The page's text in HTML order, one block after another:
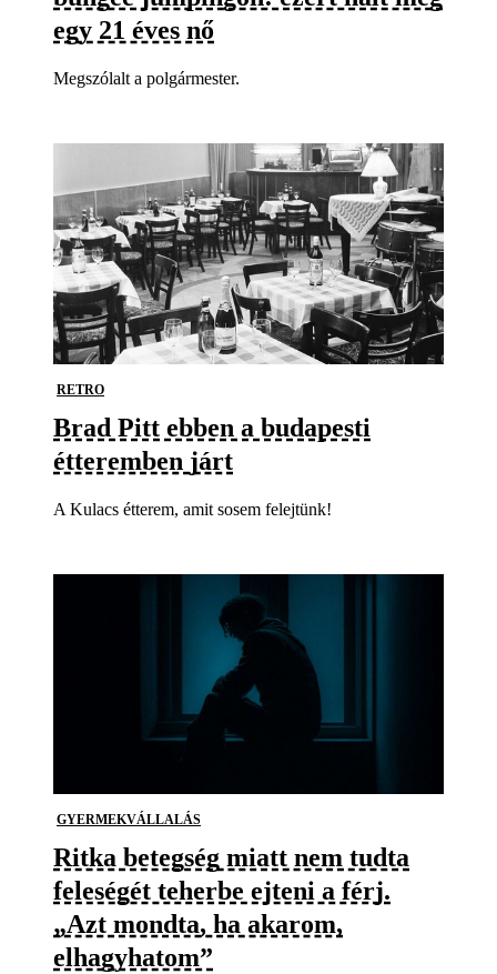
egy 21 éves nő
Megszólalt a polgármester.
RETRO
Brad Pitt ebben a budapesti
étteremben járt
A Kulacs étterem, amit sosem felejtünk!
GYERMEKVÁLLALÁS
Ritka betegség miatt nem tudta
feleségét teherbe ejteni a férj.
„Azt mondta, ha akarom,
elhagyhatom”